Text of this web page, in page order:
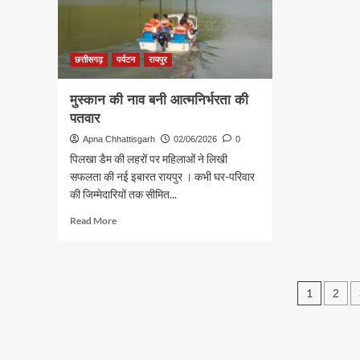
छत्तीसगढ़ पर्यटन रायपुर
मुस्कान की नाव बनी आत्मनिर्भरता की
पतवार
Apna Chhattisgarh 02/06/2026 0
पिलखा डैम की लहरों पर महिलाओं ने लिखी
सफलता की नई इबारत रायपुर । कभी घर-परिवार
की जिम्मेदारियों तक सीमित...
Read MoreRead
1 2